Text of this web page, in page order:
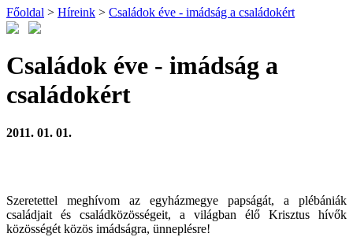
Főoldal > Híreink > Családok éve - imádság a családokért
Családok éve - imádság a
családokért
2011. 01. 01.
Szeretettel meghívom az egyházmegye papságát, a plébániák
családjait és családközösségeit, a világban élő Krisztus hívők
közösségét közös imádságra, ünneplésre!